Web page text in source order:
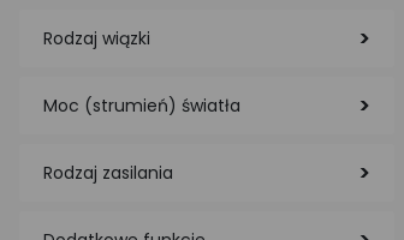
Rodzaj wiązki
Moc (strumień) światła
Rodzaj zasilania